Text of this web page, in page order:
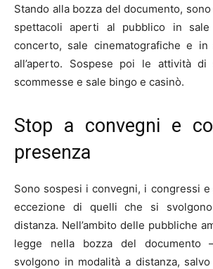
Stando alla bozza del documento,
spettacoli aperti al pubblico in
concerto, sale cinematografiche e
all’aperto. Sospese poi le attività di
scommesse e sale bingo e casinò.
Stop a convegni e
presenza
Sono sospesi i convegni, i congressi
eccezione di quelli che si
distanza. Nell’ambito delle pubbliche
legge nella bozza del documento
svolgono in modalità a distanza,